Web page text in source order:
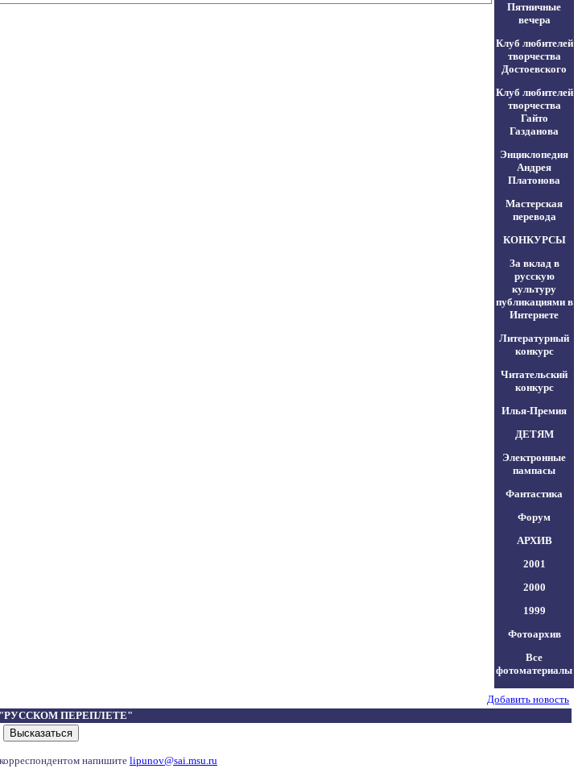
Пятничные
вечера
Клуб любителей
творчества
Достоевского
Клуб любителей
творчества
Гайто
Газданова
Энциклопедия
Андрея
Платонова
Мастерская
перевода
КОНКУРСЫ
За вклад в
русскую
культуру
публикациями в
Интернете
Литературный
конкурс
Читательский
конкурс
Илья-Премия
ДЕТЯМ
Электронные
пампасы
Фантастика
Форум
АРХИВ
2001
2000
1999
Фотоархив
Все
фотоматериалы
Добавить новость
ПЕРЕПЛЕТЕ"
напишитеlipunov@sai.msu.ru